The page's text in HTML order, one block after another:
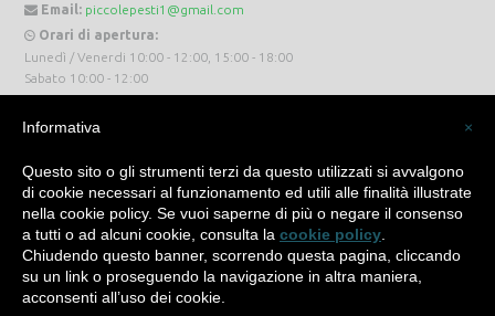
Email: piccolepesti1@gmail.com
Orari di apertura:
Lunedì / Venerdi 10:00 - 12:00, 15:00 - 18:00
Sabato 10:00 - 12:00
Piccole Pesti Livigno © 2024 Tutti i diritti riservati. -Privacy Policy-Cookie Policy
Made with bySìServices
×
Informativa
Questo sito o gli strumenti terzi da questo utilizzati si avvalgono
di cookie necessari al funzionamento ed utili alle finalità illustrate
nella cookie policy. Se vuoi saperne di più o negare il consenso
a tutti o ad alcuni cookie, consulta la cookie policy
Chiudendo questo banner, scorrendo questa pagina, cliccando
su un link o proseguendo la navigazione in altra maniera,
acconsenti all’uso dei cookie.